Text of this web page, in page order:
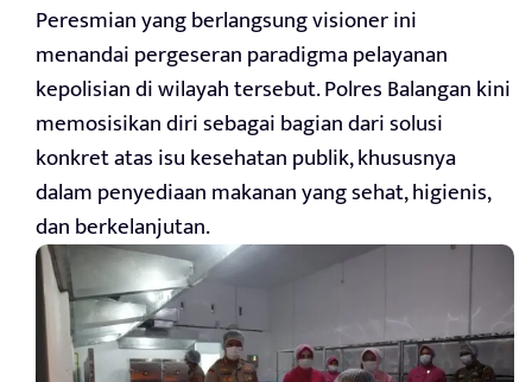
Peresmian yang berlangsung visioner ini
menandai pergeseran paradigma pelayanan
kepolisian di wilayah tersebut. Polres Balangan kini
memosisikan diri sebagai bagian dari solusi
konkret atas isu kesehatan publik, khususnya
dalam penyediaan makanan yang sehat, higienis,
dan berkelanjutan.